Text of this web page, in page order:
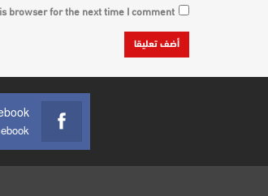
browser for the next time I comment.